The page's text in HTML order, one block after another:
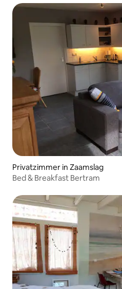
Privatzimmer in Zaamslag
Bed & Breakfast Bertram